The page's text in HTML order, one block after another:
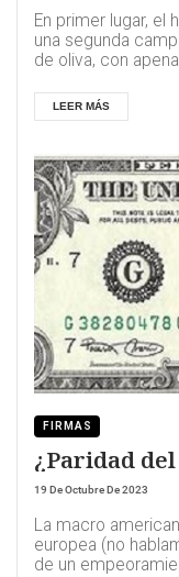
En primer lugar, el
una segunda
de oliva, con
LEER MÁS
FIRMAS
¿Paridad
19 De Octubre De 2023
La macro
europea (no
de un